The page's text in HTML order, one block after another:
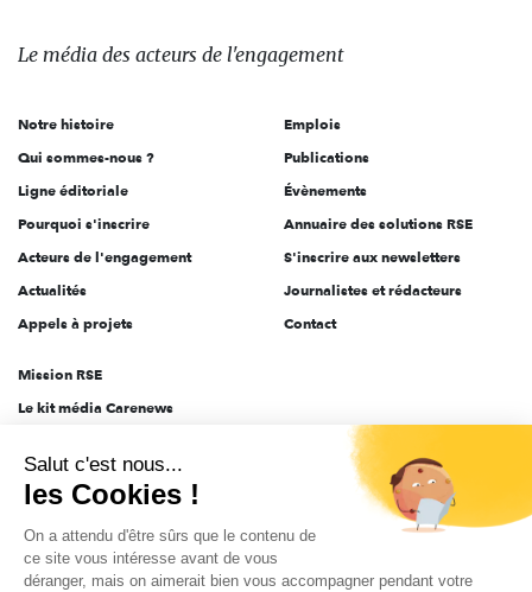
des
l'engagement
Le média des acteurs de l'engagement
Notre histoire
Qui sommes-nous ?
Ligne éditoriale
Pourquoi s'inscrire
Acteurs de l'engagement
Actualités
Appels à projets
Emplois
Publications
Évènements
Annuaire des solutions RSE
S'inscrire aux newsletters
Journalistes et rédacteurs
Contact
Mission RSE
Le kit média Carenews
AEF info
Novethic
PRODURABLE
Inclusiv Day
Salut c'est nous...
les Cookies !
On a attendu d'être sûrs que le contenu de
ce site vous intéresse avant de vous
déranger, mais on aimerait bien vous accompagner pendant votre